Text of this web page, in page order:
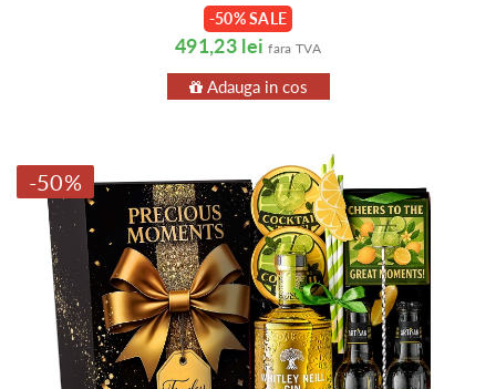
-50% SALE
491,23 lei fara TVA
Adauga in cos
-50%